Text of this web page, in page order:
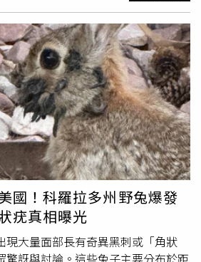
曾經有人使用過的事實，且比起病人
病，例如疥瘡。陳志金強調，病床在
均會經過徹底清潔與消毒，不論上一
金表示，「我們一般都不會跟病人
，免得自尋煩惱，也拜託隔壁床的照
，照護者或陪病家屬不宜散播不必要
住院，已經比躺在急診等待的人
趕快把病治好，就可以回家躺自己的
」貼文曝光後也引起網友熱議，不少
病床就要感恩了，真的不要想太
是每個人願意，以同理心對待往生
點站，有病床可以住就要感恩」、
何況醫院裡的床，要擔心的是床是
」、「去住院不就是希望治療好趕
玩還要挑吃好又住好，反倒是辛苦醫
國！科羅拉多州野兔爆發
疣真相曝光
現大量面部長有奇異黑刺或「角狀
驚訝與討論。這些兔子主要分布於距